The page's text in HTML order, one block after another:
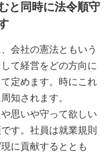
と同時に法令順守
会社の憲法ともいう
て経営をどの方向に
定めます。時にこれ
知されます。
思いや守って欲しい
す。社員は就業規則
に貢献するととも